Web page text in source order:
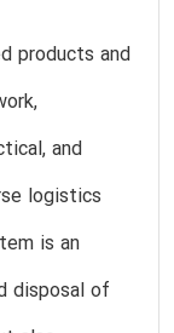
products and
and
logistics
is an
disposal of